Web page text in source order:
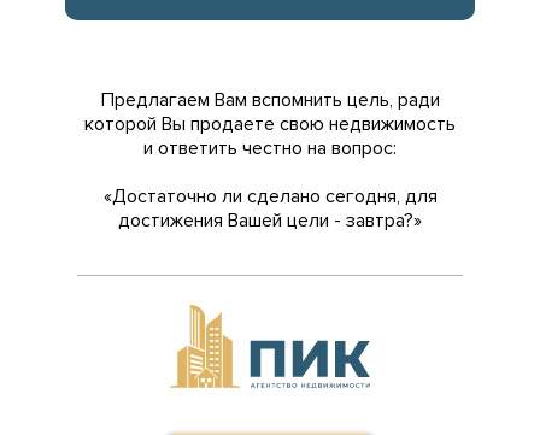
Предлагаем Вам вспомнить цель, ради
которой Вы продаете свою недвижимость
и ответить честно на вопрос:
«Достаточно ли сделано сегодня, для
достижения Вашей цели - завтра?»